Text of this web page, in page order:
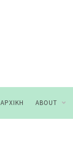
ΑΡΧΙΚΉ ABOUT